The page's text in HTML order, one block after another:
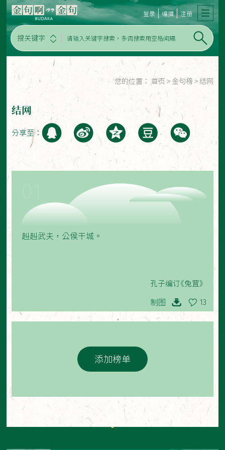
搜关键字
登录 编撰 注册
您的位置： 首页 > 金句榜 > 结网
结网
分享至：
赳赳武夫，公侯干城。
孔子编订《兔罝》
制图 13
添加榜单